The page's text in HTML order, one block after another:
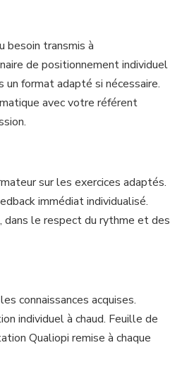
besoin transmis à
de positionnement individuel
un format adapté si nécessaire.
avec votre référent
sur les exercices adaptés.
immédiat individualisé.
dans le respect du rythme et des
connaissances acquises.
individuel à chaud. Feuille de
Qualiopi remise à chaque